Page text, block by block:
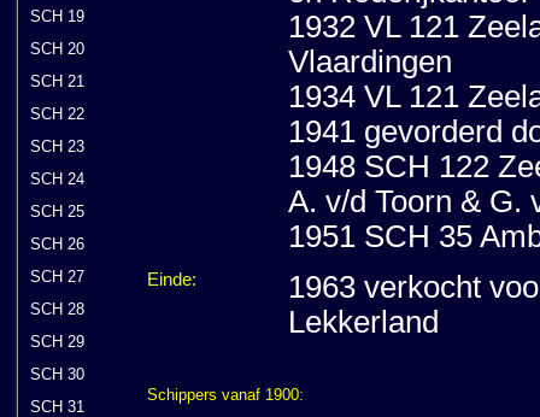
SCH 19
SCH 20
SCH 21
SCH 22
SCH 23
SCH 24
SCH 25
SCH 26
SCH 27
SCH 28
SCH 29
SCH 30
SCH 31
1932 VL 121
Vlaardingen
1934 VL 121
1941 gevorderd
1948 SCH 122
A. v/d Toorn & G.
1951 SCH 35
Einde:
1963 verkocht
Lekkerland
Schippers vanaf 1900: